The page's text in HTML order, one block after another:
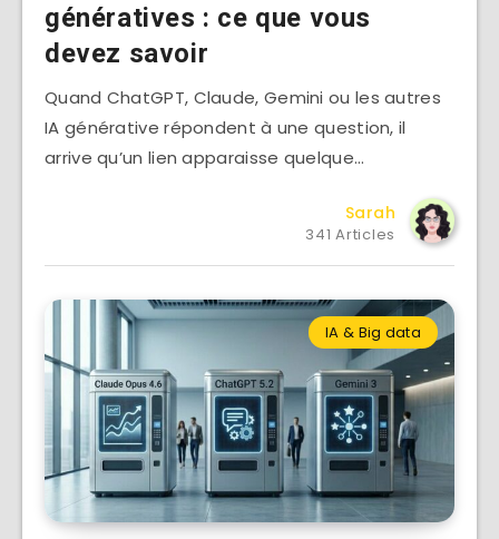
génératives : ce que vous
devez savoir
Quand ChatGPT, Claude, Gemini ou les autres
IA générative répondent à une question, il
arrive qu’un lien apparaisse quelque…
Sarah
341 Articles
IA & Big data